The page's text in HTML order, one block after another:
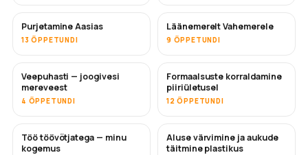
TULEMAS
Purjetamine Aasias
13 ÕPPETUNDI
TULEMAS
Läänemerelt Vahemerele
9 ÕPPETUNDI
TULEMAS
Veepuhasti — joogivesi
mereveest
4 ÕPPETUNDI
Formaalsuste korraldamine
piiriületusel
12 ÕPPETUNDI
TULEMAS
Töö töövõtjatega — minu
kogemus
TULEMAS
Aluse värvimine ja aukude
täitmine plastikus